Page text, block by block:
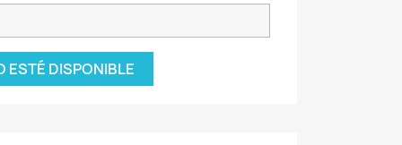
ESTÉ DISPONIBLE